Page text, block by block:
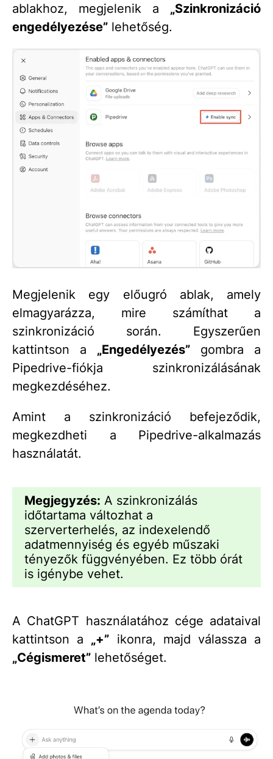
ablakhoz, megjelenik a „Szinkronizáció
engedélyezése” lehetőség.
Megjelenik egy előugró ablak, amely
elmagyarázza, mire számíthat a
szinkronizáció során. Egyszerűen
kattintson a „Engedélyezés” gombra a
Pipedrive-fiókja szinkronizálásának
megkezdéséhez.
Amint a szinkronizáció befejeződik,
megkezdheti a Pipedrive-alkalmazás
használatát.
Megjegyzés: A szinkronizálás
időtartama változhat a
szerverterhelés, az indexelendő
adatmennyiség és egyéb műszaki
tényezők függvényében. Ez több órát
is igénybe vehet.
A ChatGPT használatához cége adataival
kattintson a „+” ikonra, majd válassza a
„Cégismeret” lehetőséget.